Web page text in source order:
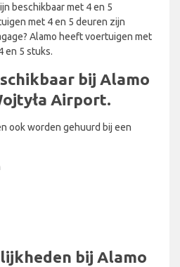
beschikbaar met 4 en 5
met 4 en 5 deuren zijn
Alamo heeft voertuigen met
en 5 stuks.
bij Alamo
Airport.
ook worden gehuurd bij een
bij Alamo